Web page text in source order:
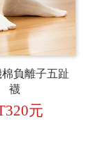
棉負離子五趾
襪
元